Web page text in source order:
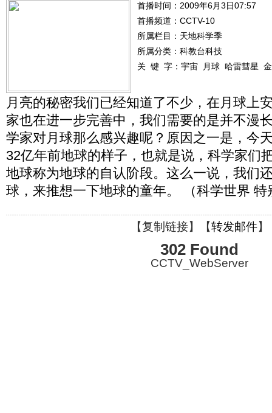
首播时间：2009年6月3日07:57
首播频道： CCTV-10
所属栏目： 天地科学季
所属分类：科教台科技
关 键 字： 宇宙 月球 哈雷彗星
月亮的秘密我们已经知道了不少，在月球上
家也在进一步完善中，我们需要的是并不漫
学家对月球那么感兴趣呢？原因之一是，今
32亿年前地球的样子，也就是说，科学家们
地球称为地球的自认阶段。这么一说，我们
球，来推想一下地球的童年。 （科学世界 特
【复制链接】【转发邮件】
302 Found
CCTV_WebServer